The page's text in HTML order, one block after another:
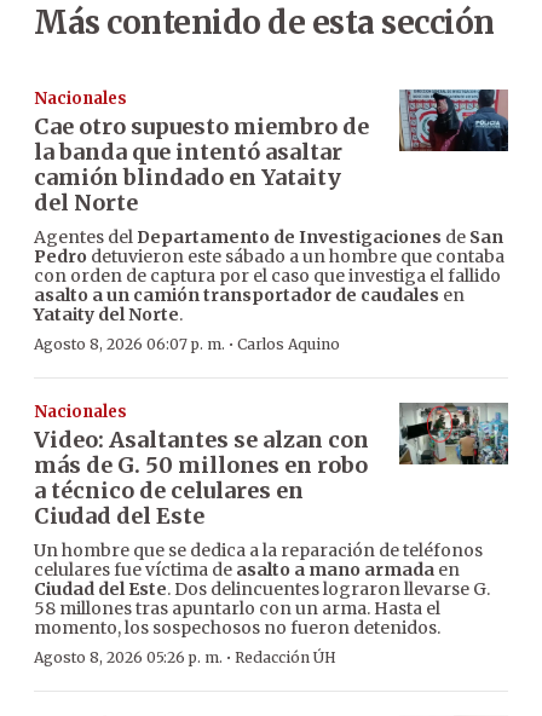
Más contenido de esta sección
Nacionales
Cae otro supuesto miembro de
la banda que intentó asaltar
camión blindado en Yataity
del Norte
Agentes del Departamento de Investigaciones de San
Pedro detuvieron este sábado a un hombre que contaba
con orden de captura por el caso que investiga el fallido
asalto a un camión transportador de caudales en
Yataity del Norte.
Agosto 8, 2026 06:07 p. m. · Carlos Aquino
Nacionales
Video: Asaltantes se alzan con
más de G. 50 millones en robo
a técnico de celulares en
Ciudad del Este
Un hombre que se dedica a la reparación de teléfonos
celulares fue víctima de asalto a mano armada en
Ciudad del Este. Dos delincuentes lograron llevarse G.
58 millones tras apuntarlo con un arma. Hasta el
momento, los sospechosos no fueron detenidos.
Agosto 8, 2026 05:26 p. m. · Redacción ÚH